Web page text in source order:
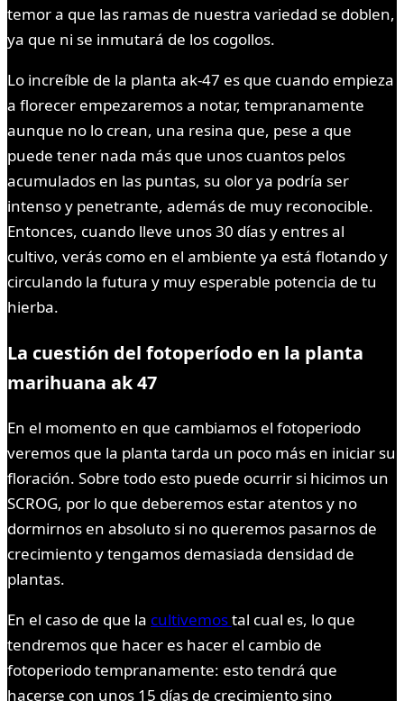
temor a que las ramas de nuestra variedad se doblen,
ya que ni se inmutará de los cogollos.
Lo increíble de la planta ak-47 es que cuando empieza
a florecer empezaremos a notar, tempranamente
aunque no lo crean, una resina que, pese a que
puede tener nada más que unos cuantos pelos
acumulados en las puntas, su olor ya podría ser
intenso y penetrante, además de muy reconocible.
Entonces, cuando lleve unos 30 días y entres al
cultivo, verás como en el ambiente ya está flotando y
circulando la futura y muy esperable potencia de tu
hierba.
La cuestión del fotoperíodo en la planta
marihuana ak 47
En el momento en que cambiamos el fotoperiodo
veremos que la planta tarda un poco más en iniciar su
floración. Sobre todo esto puede ocurrir si hicimos un
SCROG, por lo que deberemos estar atentos y no
dormirnos en absoluto si no queremos pasarnos de
crecimiento y tengamos demasiada densidad de
plantas.
En el caso de que la cultivemostal cual es, lo que
tendremos que hacer es hacer el cambio de
fotoperiodo tempranamente: esto tendrá que
hacerse con unos 15 días de crecimiento sino